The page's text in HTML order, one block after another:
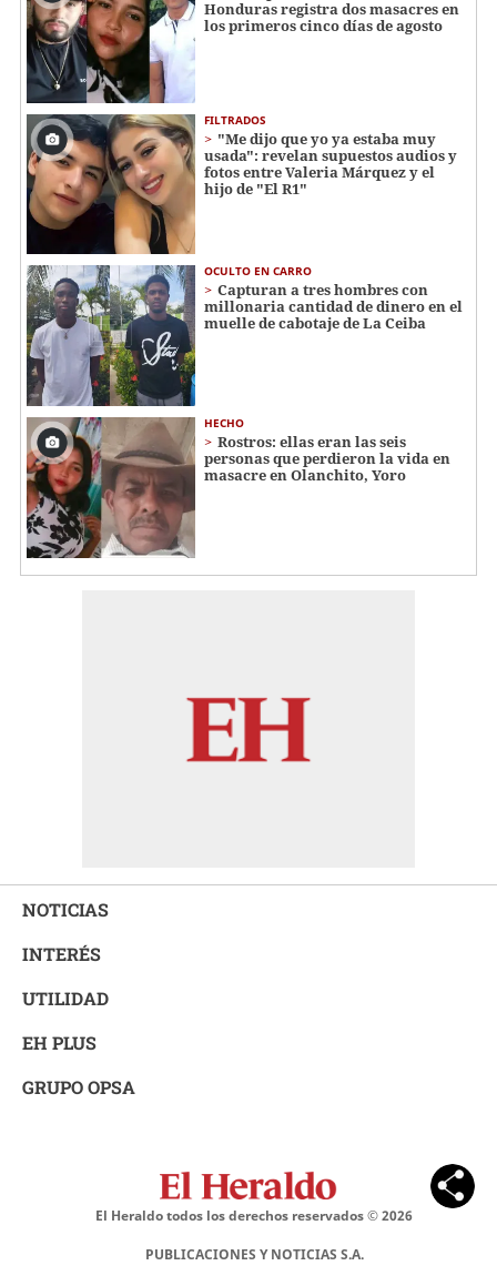
Honduras registra dos masacres en
los primeros cinco días de agosto
FILTRADOS
"Me dijo que yo ya estaba muy
usada": revelan supuestos audios y
fotos entre Valeria Márquez y el
hijo de "El R1"
OCULTO EN CARRO
Capturan a tres hombres con
millonaria cantidad de dinero en el
muelle de cabotaje de La Ceiba
HECHO
Rostros: ellas eran las seis
personas que perdieron la vida en
masacre en Olanchito, Yoro
NOTICIAS
INTERÉS
UTILIDAD
EH PLUS
GRUPO OPSA
El Heraldo todos los derechos reservados ©2026
PUBLICACIONES Y NOTICIAS S.A.